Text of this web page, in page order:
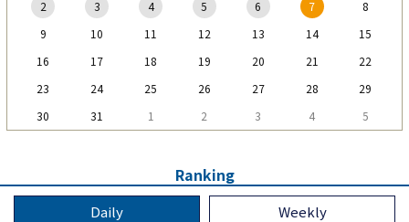
2
3 4 5 6 7
8
9
10 11 12 13 14
15
16
17 18 19 20 21
22
23
24 25 26 27 28
29
30
31 1 2 3 4 5
Ranking
Daily Weekly